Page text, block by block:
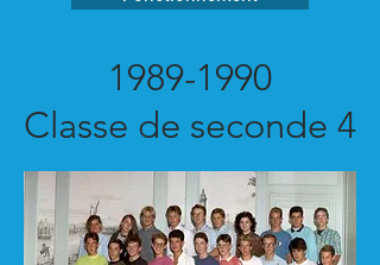
1989-1990
Classe de seconde 4